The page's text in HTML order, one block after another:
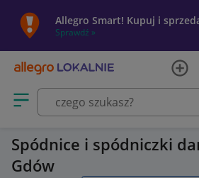
Allegro Smart! Kupuj i
Sprawdź »
Otwórz menu z kategoriami
Spódnice i spódniczki
Gdów